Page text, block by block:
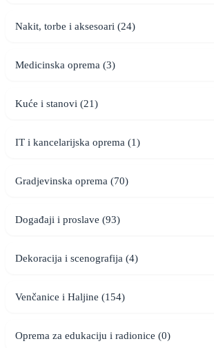
Nakit, torbe i aksesoari (24)
Medicinska oprema (3)
Kuće i stanovi (21)
IT i kancelarijska oprema (1)
Gradjevinska oprema (70)
Događaji i proslave (93)
Dekoracija i scenografija (4)
Venčanice i Haljine (154)
Oprema za edukaciju i radionice (0)